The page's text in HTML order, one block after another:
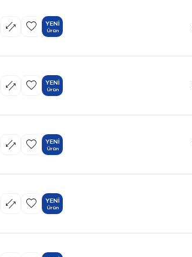
YENI
Ürün
YENI
Ürün
YENI
Ürün
YENI
Ürün